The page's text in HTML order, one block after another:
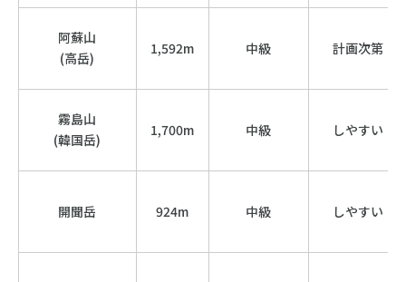
阿蘇山
(高岳)
1,592m 中級 計画次第
霧島山
(韓国岳)
1,700m 中級 しやすい
開聞岳 924m 中級 しやすい